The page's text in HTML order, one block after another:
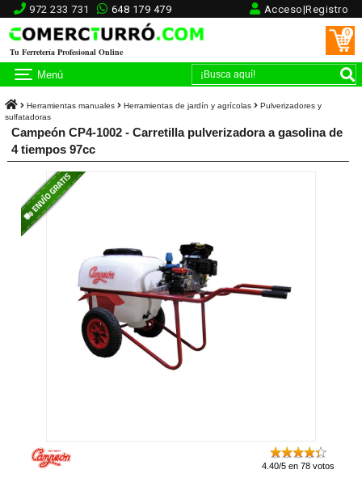
972 233 731 648 179 479 Acceso|Registro
Tu Ferretería Profesional Online
0
Menú
Herramientas manuales Herramientas de jardín y agrícolas
Pulverizadores y
sulfatadoras
Campeón CP4-1002 - Carretilla pulverizadora a gasolina de
4 tiempos 97cc
4.40/5 en 78 votos